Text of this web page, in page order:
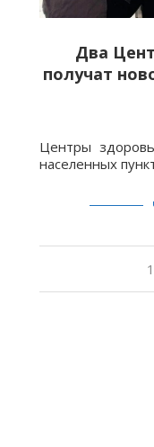
Два
получат
Центры
населенных